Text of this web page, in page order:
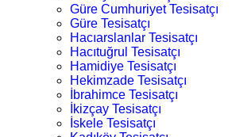
Güre Cumhuriyet Tesisatçı
Güre Tesisatçı
Hacıarslanlar Tesisatçı
Hacıtuğrul Tesisatçı
Hamidiye Tesisatçı
Hekimzade Tesisatçı
İbrahimce Tesisatçı
İkizçay Tesisatçı
İskele Tesisatçı